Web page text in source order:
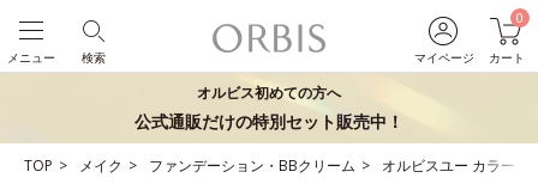
マイページ
0
カート
検索
メニュー
オルビス初めての方へ
公式通販だけの特別セット販売中！
TOP メイク ファンデーション・BBクリーム オルビスユー カラース